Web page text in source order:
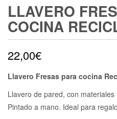
LLAVERO
COCINA
22,00€
Llavero Fresas para cocina
Llavero de pared, con
Pintado a mano. Ideal para